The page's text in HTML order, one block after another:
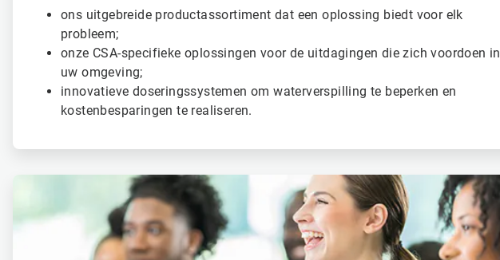
ons uitgebreide productassortiment dat een oplossing biedt voor elk
probleem;
onze CSA-specifieke oplossingen voor de uitdagingen die zich voordoen in
uw omgeving;
innovatieve doseringssystemen om waterverspilling te beperken en
kostenbesparingen te realiseren.